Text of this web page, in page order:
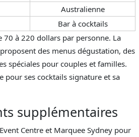
Australienne
Bar à cocktails
70 à 220 dollars par personne. La
des menus dégustation, des
spéciales pour couples et familles.
pour ses cocktails signature et sa
supplémentaires
Centre et Marquee Sydney pour